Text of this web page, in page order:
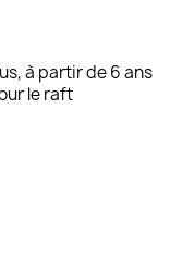
à partir de 6 ans
le raft